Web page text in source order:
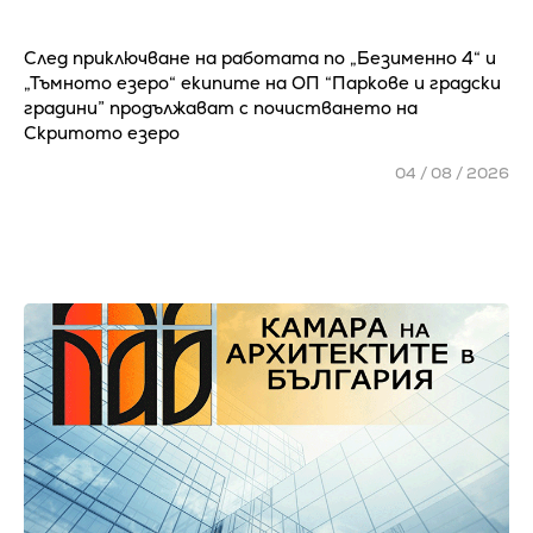
След приключване на работата по „Безименно 4“ и
„Тъмното езеро“ екипите на ОП “Паркове и градски
градини” продължават с почистването на
Скритото езеро
04 / 08 / 2026